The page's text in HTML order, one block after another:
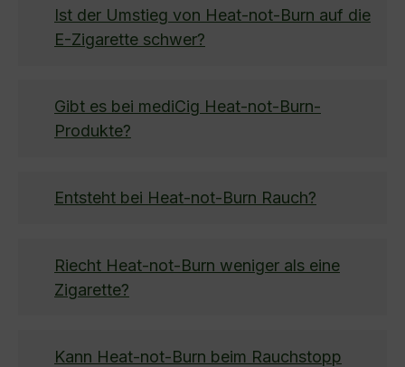
Ist der Umstieg von Heat-not-Burn auf die
E-Zigarette schwer?
Gibt es bei mediCig Heat-not-Burn-
Produkte?
Entsteht bei Heat-not-Burn Rauch?
Riecht Heat-not-Burn weniger als eine
Zigarette?
Kann Heat-not-Burn beim Rauchstopp